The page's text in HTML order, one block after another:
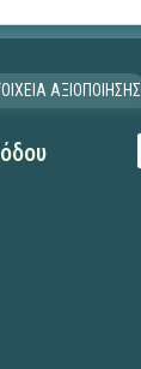
ΑΞΙΟΠΟΙΗΣΗΣ